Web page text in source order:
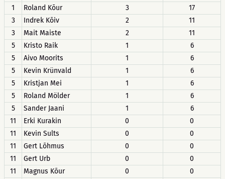
1
Roland Kõur 3
17
3
Indrek Kõiv 2
11
3
Mait Maiste 2
11
5
Kristo Raik 1
6
5
Aivo Moorits 1
6
5
Kevin Krünvald 1
6
5
Kristjan Mei 1
6
5
Roland Mölder 1
6
5
Sander Jaani 1
6
11
Erki Kurakin 0
0
11
Kevin Sults 0
0
11
Gert Lõhmus 0
0
11
Gert Urb 0
0
11
Magnus Kõur 0
0